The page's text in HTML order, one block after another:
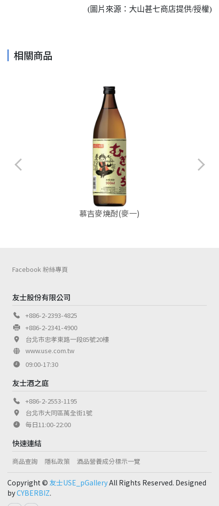
(圖片來源：大山甚七商店提供/授權)
相關商品
慕吉麥燒酎(麥一)
友士股份有限公司
+886-2-2393-4825
+886-2-2341-4900
台北市忠孝東路一段85號20樓
www.use.com.tw
09:00-17:30
友士酒之庭
+886-2-2553-1195
台北市大同區萬全街1號
每日11:00-22:00
快速連結
商品查詢 隱私政策 酒品營養成分標示一覽
Facebook 粉絲專頁
Copyright © 友士USE_pGalleryAll Rights Reserved. Designed
byCYBERBIZ.